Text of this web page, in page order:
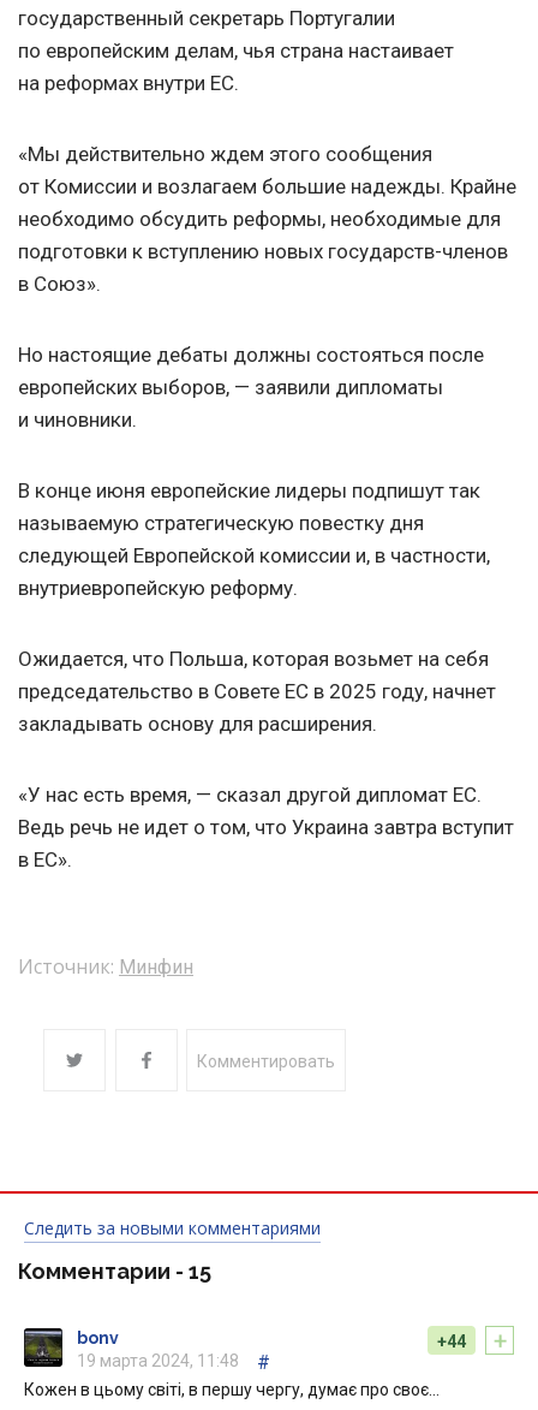
государственный секретарь Португалии
по европейским делам, чья страна настаивает
на реформах внутри ЕС.
«Мы действительно ждем этого сообщения
от Комиссии и возлагаем большие надежды. Крайне
необходимо обсудить реформы, необходимые для
подготовки к вступлению новых государств-членов
в Союз».
Но настоящие дебаты должны состояться после
европейских выборов, — заявили дипломаты
и чиновники.
В конце июня европейские лидеры подпишут так
называемую стратегическую повестку дня
следующей Европейской комиссии и, в частности,
внутриевропейскую реформу.
Ожидается, что Польша, которая возьмет на себя
председательство в Совете EC в 2025 году, начнет
закладывать основу для расширения.
«У нас есть время, — сказал другой дипломат ЕС.
Ведь речь не идет о том, что Украина завтра вступит
в ЕС».
Источник: Минфин
Комментировать
Следить за новыми комментариями
Комментарии - 15
+
+44
bonv
19 марта 2024, 11:48
#
Кожен в цьому світі, в першу чергу, думає про своє…